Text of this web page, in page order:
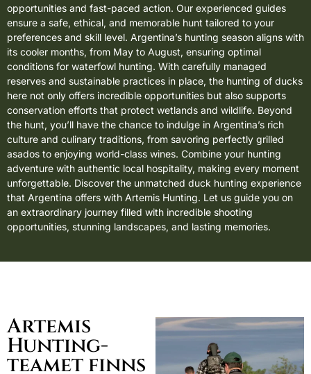
opportunities and fast-paced action. Our experienced guides
ensure a safe, ethical, and memorable hunt tailored to your
preferences and skill level. Argentina’s hunting season aligns with
its cooler months, from May to August, ensuring optimal
conditions for waterfowl hunting. With carefully managed
reserves and sustainable practices in place, the hunting of ducks
here not only offers incredible opportunities but also supports
conservation efforts that protect wetlands and wildlife. Beyond
the hunt, you’ll have the chance to indulge in Argentina’s rich
culture and culinary traditions, from savoring perfectly grilled
asados to enjoying world-class wines. Combine your hunting
adventure with authentic local hospitality, making every moment
unforgettable. Discover the unmatched duck hunting experience
that Argentina offers with Artemis Hunting. Let us guide you on
an extraordinary journey filled with incredible shooting
opportunities, stunning landscapes, and lasting memories.
Artemis
Hunting-
teamet finns